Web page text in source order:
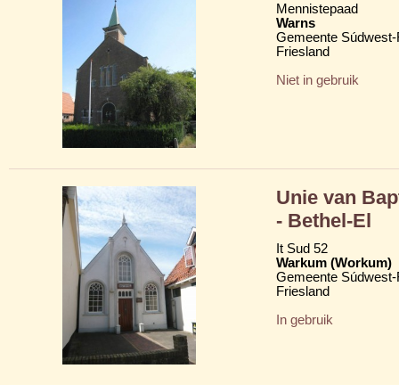
Mennistepaad
Warns
Gemeente
Friesland
Niet in gebruik
Unie van
- Bethel-El
It Sud 52
Warkum (Workum)
Gemeente
Friesland
In gebruik